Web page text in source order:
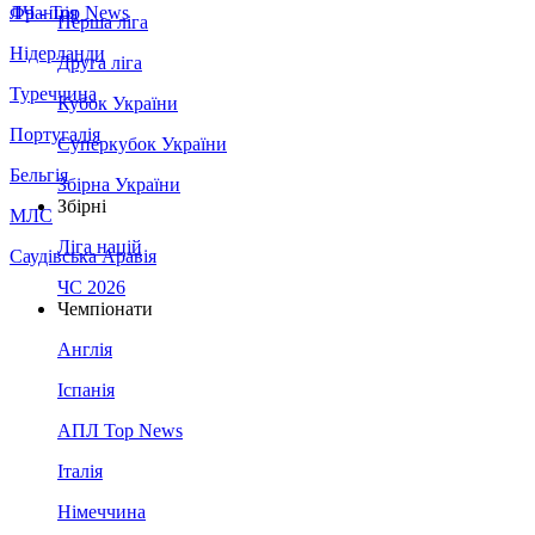
Франція
Нідерланди
Туреччина
Португалія
Бельгія
МЛС
Саудівська Аравія
ЛЧ - Top News
Перша ліга
Друга ліга
Кубок України
Суперкубок України
Збірна України
Збірні
Ліга націй
ЧС 2026
Чемпіонати
Англія
Іспанія
АПЛ Top News
Італія
Німеччина